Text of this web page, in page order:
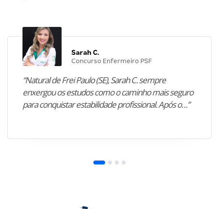
Sarah C.
Concurso Enfermeiro PSF
“Natural de Frei Paulo (SE), Sarah C. sempre
enxergou os estudos como o caminho mais seguro
para conquistar estabilidade profissional. Após o…”